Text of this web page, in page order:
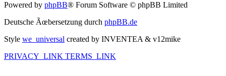
Powered by phpBB® Forum Software © phpBB Limited
Deutsche Ãœbersetzung durch phpBB.de
Style we_universal created by INVENTEA & v12mike
PRIVACY_LINK TERMS_LINK